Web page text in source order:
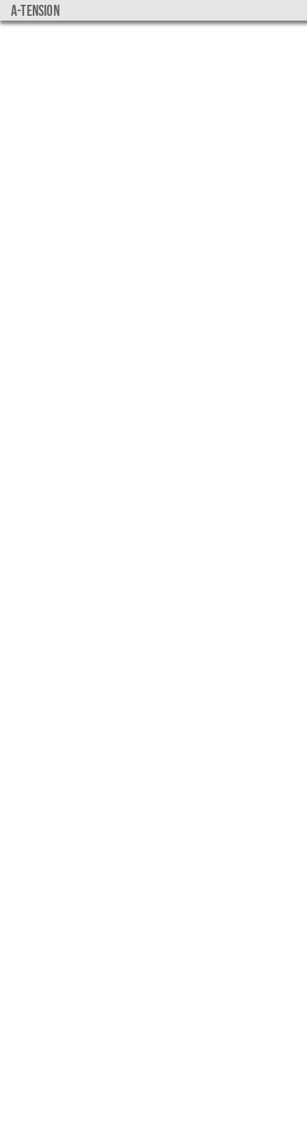
a-tension